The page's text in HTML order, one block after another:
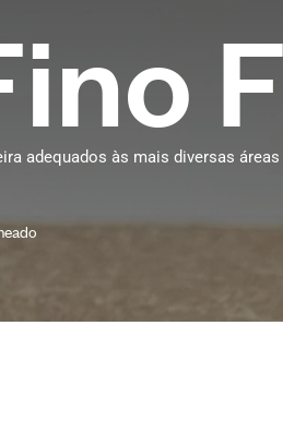
ino F
adequados às mais diversas